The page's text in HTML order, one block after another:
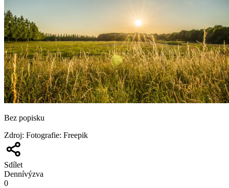
Bez popisku
Zdroj: Fotografie: Freepik
Sdílet
Dennívýzva
0